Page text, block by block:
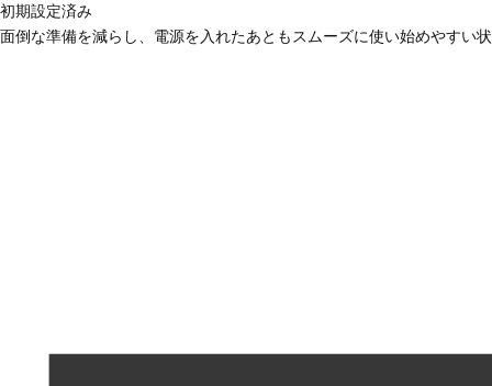
初期設定済み
面倒な準備を減らし、電源を入れたあともスムーズに使い始めやすい